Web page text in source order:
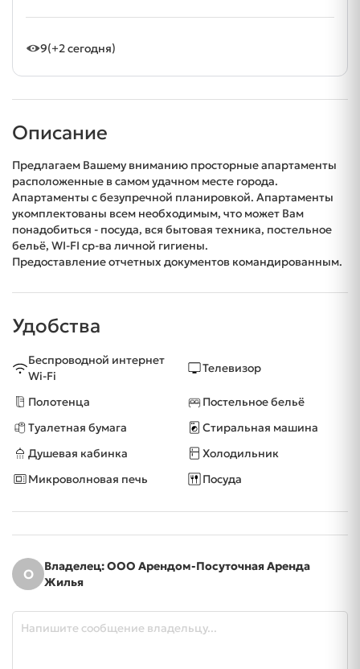
9(+2 сегодня)
Описание
Предлагаем Вашему вниманию просторные апартаменты
расположенные в самом удачном месте города.
Апартаменты с безупречной планировкой. Апартаменты
укомплектованы всем необходимым, что может Вам
понадобиться - посуда, вся бытовая техника, постельное
бельё, WI-FI ср-ва личной гигиены.
Предоставление отчетных документов командированным.
Удобства
Беспроводной интернет
Wi-Fi
Телевизор
Полотенца
Постельное бельё
Туалетная бумага
Стиральная машина
Душевая кабинка
Холодильник
Микроволновая печь
Посуда
О
Владелец: ООО Арендом-Посуточная Аренда
Жилья